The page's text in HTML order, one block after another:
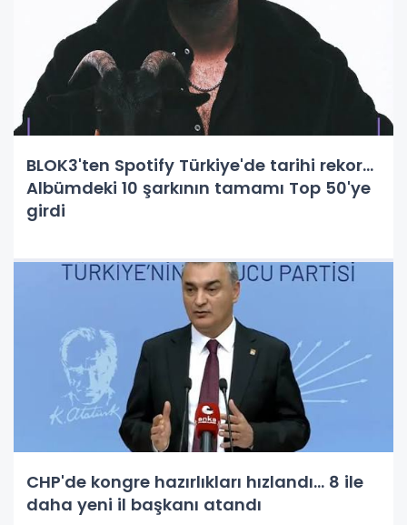
BLOK3'ten Spotify Türkiye'de tarihi rekor...
Albümdeki 10 şarkının tamamı Top 50'ye
girdi
CHP'de kongre hazırlıkları hızlandı... 8 ile
daha yeni il başkanı atandı